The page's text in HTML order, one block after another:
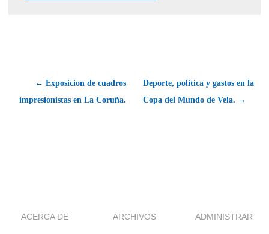
← Exposicion de cuadros
impresionistas en La Coruña.
Deporte, politica y gastos en la
Copa del Mundo de Vela. →
ACERCA DE ARCHIVOS ADMINISTRAR